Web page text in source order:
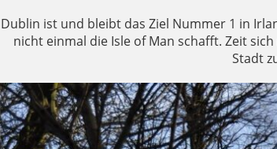
Dublin ist und bleibt das Ziel Nummer 1 in
nicht einmal die Isle of Man schafft. Zeit
Stadt